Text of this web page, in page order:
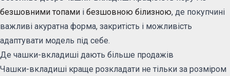
безшовними топами і безшовною білизною, де покупчині
важливі акуратна форма, закритість і можливість
адаптувати модель під себе.
Де чашки-вкладиші дають більше продажів
Чашки-вкладиші краще розкладати не тільки за розміром